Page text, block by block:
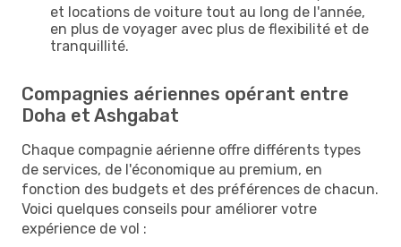
et locations de voiture tout au long de l'année,
en plus de voyager avec plus de flexibilité et de
tranquillité.
Compagnies aériennes opérant entre
Doha et Ashgabat
Chaque compagnie aérienne offre différents types
de services, de l'économique au premium, en
fonction des budgets et des préférences de chacun.
Voici quelques conseils pour améliorer votre
expérience de vol :